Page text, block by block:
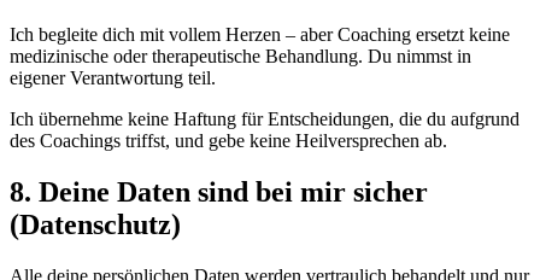
Ich begleite dich mit vollem Herzen – aber Coaching ersetzt keine
medizinische oder therapeutische Behandlung. Du nimmst in
eigener Verantwortung teil.
Ich übernehme keine Haftung für Entscheidungen, die du aufgrund
des Coachings triffst, und gebe keine Heilversprechen ab.
8. Deine Daten sind bei mir sicher
(Datenschutz)
Alle deine persönlichen Daten werden vertraulich behandelt und nur